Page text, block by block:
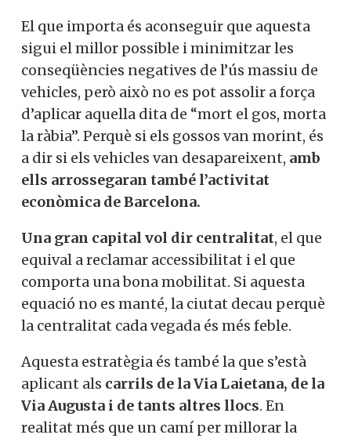
El que importa és aconseguir que aquesta
sigui el millor possible i minimitzar les
conseqüències negatives de l’ús massiu de
vehicles, però això no es pot assolir a força
d’aplicar aquella dita de “mort el gos, morta
la ràbia”. Perquè si els gossos van morint, és
a dir si els vehicles van desapareixent, amb
ells arrossegaran també l’activitat
econòmica de Barcelona.
Una gran capital vol dir centralitat, el que
equival a reclamar accessibilitat i el que
comporta una bona mobilitat. Si aquesta
equació no es manté, la ciutat decau perquè
la centralitat cada vegada és més feble.
Aquesta estratègia és també la que s’està
aplicant als carrils de la Via Laietana, de la
Via Augusta i de tants altres llocs. En
realitat més que un camí per millorar la